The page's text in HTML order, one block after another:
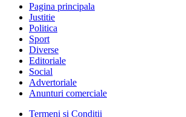
Pagina principala
Justitie
Politica
Sport
Diverse
Editoriale
Social
Advertoriale
Anunturi comerciale
Termeni și Condiții